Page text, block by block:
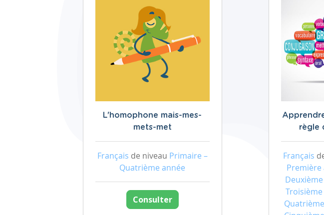
L'homophone mais-mes-
mets-met
Français de niveau Primaire –
Quatrième année
Consulter
règle
Français
Première